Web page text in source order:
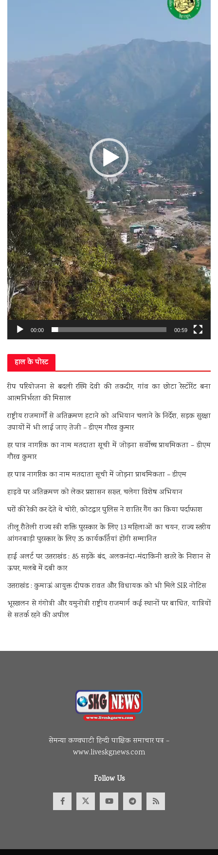
00:00 00:59
हाल के पोस्ट
रीप परियोजना से बदली रश्मि देवी की तकदीर, गांव का छोटा रेस्टोरेंट बना
आत्मनिर्भरता की मिसाल
राष्ट्रीय राजमार्गों से अतिक्रमण हटाने को अभियान चलाने के निर्देश, सड़क सुरक्षा
उपायों में भी लाई जाए तेजी – डीएम गौरव कुमार
हर पात्र नागरिक का नाम मतदाता सूची में जोड़ना सर्वोच्च प्राथमिकता – डीएम
गौरव कुमार
हर पात्र नागरिक का नाम मतदाता सूची में जोड़ना प्राथमिकता – डीएम
हाइवे पर अतिक्रमण को लेकर प्रशासन सख्त, चलेगा विशेष अभियान
घरों की रेकी कर देते थे चोरी, कोटद्वार पुलिस ने शातिर गैंग का किया पर्दाफाश
तीलू रौतेली राज्य स्त्री शक्ति पुरस्कार के लिए 13 महिलाओं का चयन, राज्य स्तरीय
आंगनबाड़ी पुरस्कार के लिए 35 कार्यकर्तियां होंगी सम्मानित
हाई अलर्ट पर उत्तराखंड : 85 सड़कें बंद, अलकनंदा-मंदाकिनी खतरे के निशान से
ऊपर, मलबे में दबी कार
उत्तराखंड : कुमाऊं आयुक्त दीपक रावत और विधायक को भी मिले SIR नोटिस
भूस्खलन से गंगोत्री और यमुनोत्री राष्ट्रीय राजमार्ग कई स्थानों पर बाधित, यात्रियों
से सतर्क रहने की अपील
सेमन्या कण्वघाटी हिन्दी पाक्षिक समाचार पत्र –
www.liveskgnews.com
Follow Us